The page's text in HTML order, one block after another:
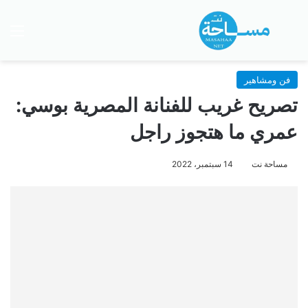
بحث عن
فن ومشاهير
تصريح غريب للفنانة المصرية بوسي:
عمري ما هتجوز راجل
مساحة نت 14 سبتمبر، 2022